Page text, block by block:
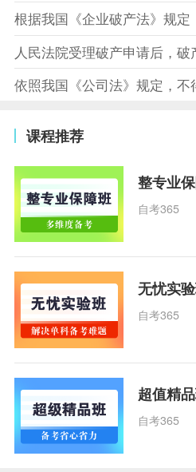
根据我国《企业破产法》规
人民法院受理破产申请后，
依照我国《公司法》规定，
课程推荐
整专业
自考365
无忧实
自考365
超值精
自考365